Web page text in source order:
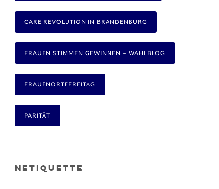
CARE REVOLUTION IN BRANDENBURG
FRAUEN STIMMEN GEWINNEN – WAHLBLOG
FRAUENORTEFREITAG
PARITÄT
NETIQUETTE